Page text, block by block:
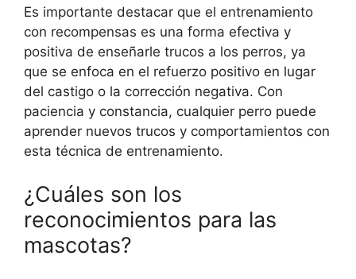
Es importante destacar que el entrenamiento
con recompensas es una forma efectiva y
positiva de enseñarle trucos a los perros, ya
que se enfoca en el refuerzo positivo en lugar
del castigo o la corrección negativa. Con
paciencia y constancia, cualquier perro puede
aprender nuevos trucos y comportamientos con
esta técnica de entrenamiento.
¿Cuáles son los
reconocimientos para las
mascotas?